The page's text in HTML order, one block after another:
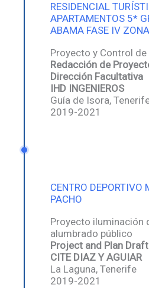
RESIDENCIAL
APARTAMENTOS 5*
ABAMA FASE IV
Proyecto y Control de
Redacción de
Dirección Facultativa
IHD INGENIEROS
Guía de Isora,
2019-2021
CENTRO DEPORTIVO
PACHO
Proyecto iluminación
alumbrado público
Project and Plan
CITE DIAZ Y AGUIAR
La Laguna, Tenerife
2019-2021